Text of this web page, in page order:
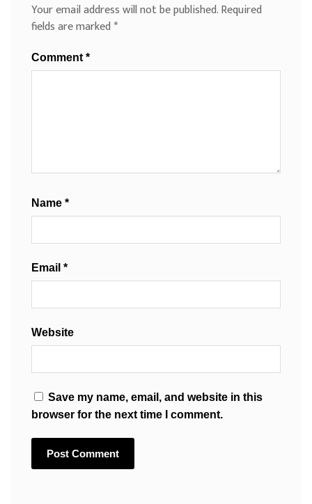
Your email address will not be published.Required
fields are marked*
Comment*
Name *
Email *
Website
Save my name, email, and website in this
browser for the next time I comment.